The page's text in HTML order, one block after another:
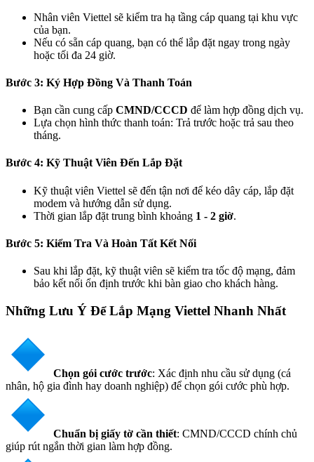
Nhân viên Viettel sẽ kiểm tra hạ tầng cáp quang tại khu vực
của bạn.
Nếu có sẵn cáp quang, bạn có thể lắp đặt ngay trong ngày
hoặc tối đa 24 giờ.
Bước 3: Ký Hợp Đồng Và Thanh Toán
Bạn cần cung cấp CMND/CCCD để làm hợp đồng dịch vụ.
Lựa chọn hình thức thanh toán: Trả trước hoặc trả sau theo
tháng.
Bước 4: Kỹ Thuật Viên Đến Lắp Đặt
Kỹ thuật viên Viettel sẽ đến tận nơi để kéo dây cáp, lắp đặt
modem và hướng dẫn sử dụng.
Thời gian lắp đặt trung bình khoảng 1 - 2 giờ.
Bước 5: Kiểm Tra Và Hoàn Tất Kết Nối
Sau khi lắp đặt, kỹ thuật viên sẽ kiểm tra tốc độ mạng, đảm
bảo kết nối ổn định trước khi bàn giao cho khách hàng.
Những Lưu Ý Để Lắp Mạng Viettel Nhanh Nhất
Chọn gói cước trước: Xác định nhu cầu sử dụng (cá
nhân, hộ gia đình hay doanh nghiệp) để chọn gói cước phù hợp.
Chuẩn bị giấy tờ cần thiết: CMND/CCCD chính chủ
giúp rút ngắn thời gian làm hợp đồng.